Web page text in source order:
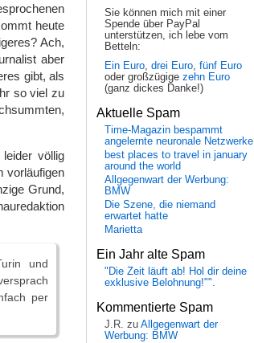
heute
Ach,
aber
gibt, als
so viel zu
völlig
vorläufigen
Grund,
und
per
Sie können mich mit einer
Spende über PayPal
unterstützen, ich lebe vom
Betteln:
Ein Euro, drei Euro, fünf Euro
oder großzügige zehn Euro
(ganz dickes Danke!)
Aktuelle Spam
Time-Magazin bespammt
angelernte neuronale Netzwerke
best places to travel in january
around the world
Allgegenwart der Werbung:
BMW
Die Szene, die niemand
erwartet hatte
Marietta
Ein Jahr alte Spam
"Die Zeit läuft ab! Hol dir deine
exklusive Belohnung!"".
Kommentierte Spam
J.R. zu Allgegenwart der
Werbung: BMW